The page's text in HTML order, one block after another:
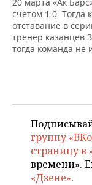
НЕФТЬ
ОПК
ТРАНСПОРТ
УСЛУГИ
IT
МЕДИА
НОВОСТИ
ВЫЕЗДНАЯ
ОТКРЫТАЯ
СПОРТ
НОВОСТИ
БАСКЕТБОЛ
ВОЛЕЙБОЛ
ОБЩЕСТВО
ИСТОРИЯ
СПРАВОЧНИК
СПИСОК
ПОЛНАЯ ВЕРСИЯ
счетом 1:0. Тогда
отставание в
тренер казанцев
тогда команда не
группу
страницу в
времени».
«Дзене».